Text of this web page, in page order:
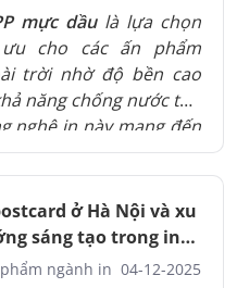
mực dầulà lựa chọn
cho các ấn phẩm
trời nhờ độ bền cao
năng chống nước tốt.
nghệ in này mang đến
ảnh sắc nét và ổn định
nắng mưa. Đây là giải
phù hợp cho thương
muốn duy trì hiệu quả
cáo lâu dài.
ở Hà Nội và xu
sáng tạo trong in
ngành in 04-12-2025